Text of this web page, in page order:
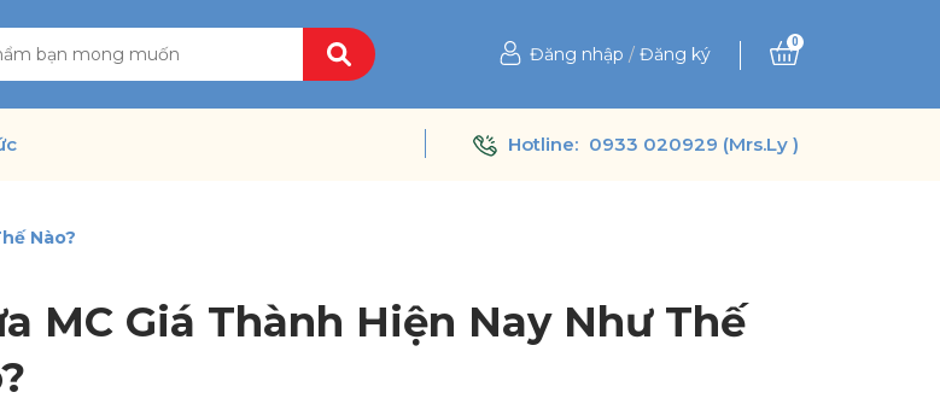
Đăng nhập / Đăng ký
0
Hotline: 0933 020929 (Mrs.Ly )
Nào?
MC Giá Thành Hiện Nay Như Thế